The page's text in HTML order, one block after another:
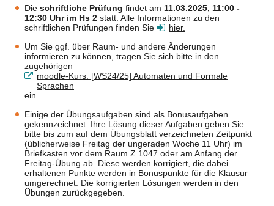
Die schriftliche Prüfung findet am 11.03.2025, 11:00 -
12:30 Uhr im Hs 2 statt. Alle Informationen zu den
schriftlichen Prüfungen finden Sie
hier.
Um Sie ggf. über Raum- und andere Änderungen
informieren zu können, tragen Sie sich bitte in den
zugehörigen
moodle-Kurs: [WS24/25] Automaten und Formale
Sprachen
ein.
Einige der Übungsaufgaben sind als Bonusaufgaben
gekennzeichnet. Ihre Lösung dieser Aufgaben geben Sie
bitte bis zum auf dem Übungsblatt verzeichneten Zeitpunkt
(üblicherweise Freitag der ungeraden Woche 11 Uhr) im
Briefkasten vor dem Raum Z 1047 oder am Anfang der
Freitag-Übung ab. Diese werden korrigiert, die dabei
erhaltenen Punkte werden in Bonuspunkte für die Klausur
umgerechnet. Die korrigierten Lösungen werden in den
Übungen zurückgegeben.